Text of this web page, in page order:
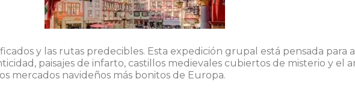
y las rutas predecibles. Esta expedición grupal está pensada para
paisajes de infarto, castillos medievales cubiertos de misterio y el
mercados navideños más bonitos de Europa.